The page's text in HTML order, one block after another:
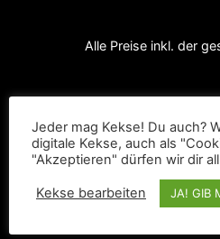
Alle Preise inkl. der
Jeder mag Kekse! Du auch?
digitale Kekse, auch als
"Akzeptieren" dürfen wir dir
Kekse bearbeiten JA! GIB